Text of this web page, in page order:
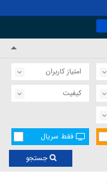
امتیاز کاربران
کیفیت
فقط سریال
جستجو